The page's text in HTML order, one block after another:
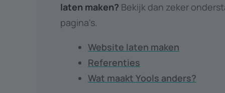
laten maken? Bekijk dan zeker
pagina's.
Website laten maken
Referenties
Wat maakt Yools anders?